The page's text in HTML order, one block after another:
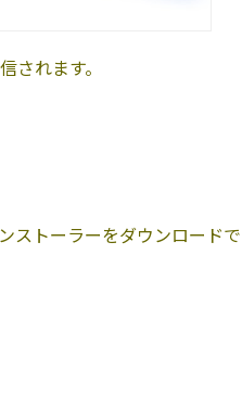
れます。
ストーラーをダウンロードで